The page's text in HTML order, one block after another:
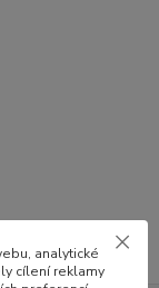
analytické
cílení reklamy